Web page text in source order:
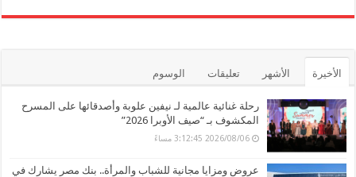
الأخيرة الأشهر تعليقات الوسوم
رحلة غنائية عالمية لـ نيفين علوبة وأصدقائها على المسرح
المكشوف بـ “صيف الأوبرا 2026”
2026/08/06 3:12:45 مساءً
عروض ومزايا مجانية للشباب والمرأة.. بنك مصر يشارك في